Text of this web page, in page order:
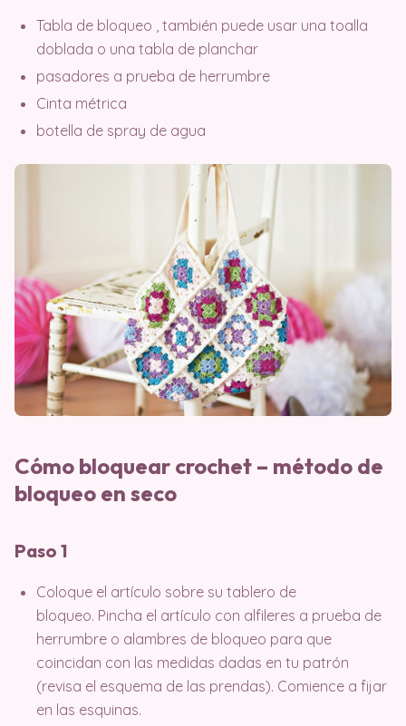
Tabla de bloqueo , también puede usar una toalla
doblada o una tabla de planchar
pasadores a prueba de herrumbre
Cinta métrica
botella de spray de agua
Cómo bloquear crochet – método de
bloqueo en seco
Paso 1
Coloque el artículo sobre su tablero de
bloqueo. Pincha el artículo con alfileres a prueba de
herrumbre o alambres de bloqueo para que
coincidan con las medidas dadas en tu patrón
(revisa el esquema de las prendas). Comience a fijar
en las esquinas.